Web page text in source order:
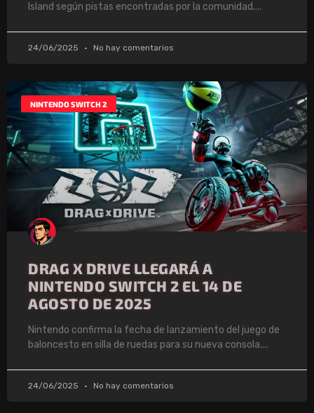
Island según pistas encontradas por la comunidad.
24/06/2025 No hay comentarios
NINTENDO SWITCH 2
DRAG X DRIVE LLEGARÁ A
NINTENDO SWITCH 2 EL 14 DE
AGOSTO DE 2025
Nintendo confirma la fecha de lanzamiento del juego de
baloncesto en silla de ruedas para su nueva consola.
24/06/2025 No hay comentarios